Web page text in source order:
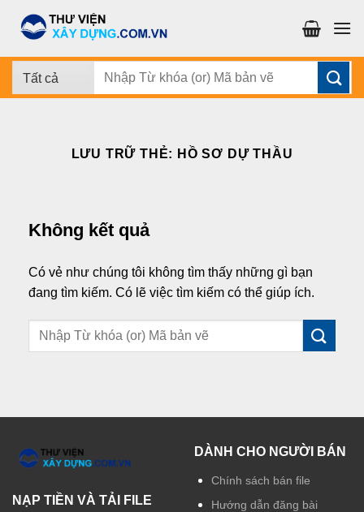
đến
dung
Tìm
LƯU TRỮ THẺ: HỒ SƠ DỰ THẦU
Không kết quả
Có vẻ như chúng tôi không tìm thấy những gì bạn
đang tìm kiếm. Có lẽ việc tìm kiếm có thể giúp ích.
NẠP TIỀN VÀ TẢI FILE
DÀNH CHO NGƯỜI BÁN
Chính sách bán file
Hướng dẫn đăng bài